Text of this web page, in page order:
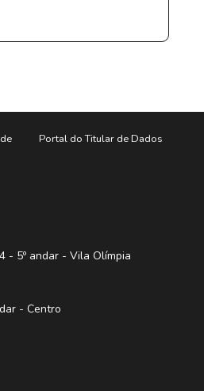
Portal do Titular de Dados
- 5º andar - Vila Olímpia
- Centro